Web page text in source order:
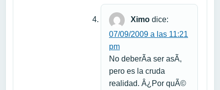
Ximo dice:
07/09/2009 a las 11:21
pm
No deberÃ­a ser asÃ­,
pero es la cruda
realidad. Â¿Por quÃ©